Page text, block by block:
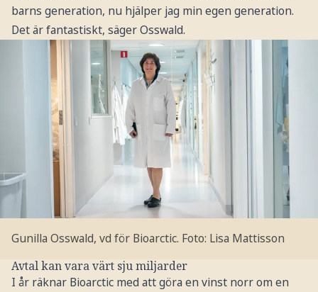
barns generation, nu hjälper jag min egen generation.
Det är fantastiskt, säger Osswald.
Gunilla Osswald, vd för Bioarctic. Foto: Lisa Mattisson
Avtal kan vara värt sju miljarder
I år räknar Bioarctic med att göra en vinst norr om en